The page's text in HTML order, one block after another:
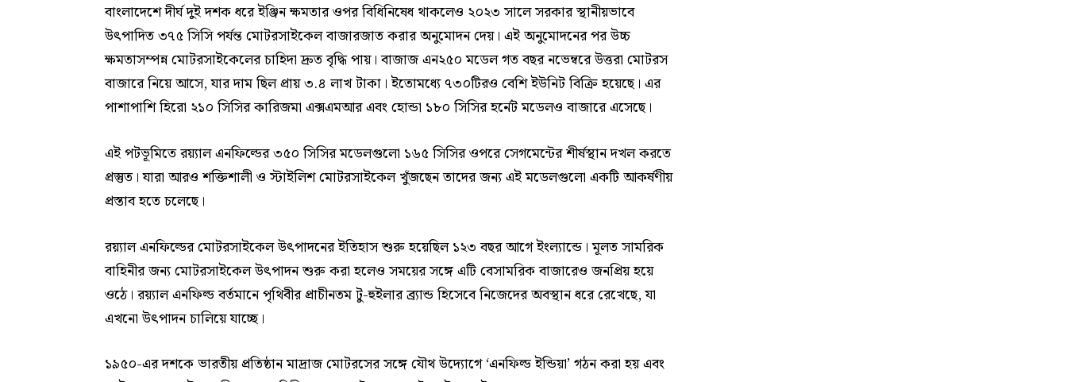
বাংলাদেশে দীর্ঘ দুই দশক ধরে ইঞ্জিন ক্ষমতার ওপর বিধিনিষেধ থাকলেও ২০২৩ সালে সরকার স্থানীয়ভাবে
উৎপাদিত ৩৭৫ সিসি পর্যন্ত মোটরসাইকেল বাজারজাত করার অনুমোদন দেয়। এই অনুমোদনের পর উচ্চ
ক্ষমতাসম্পন্ন মোটরসাইকেলের চাহিদা দ্রুত বৃদ্ধি পায়। বাজাজ এন২৫০ মডেল গত বছর নভেম্বরে উত্তরা মোটরস
বাজারে নিয়ে আসে, যার দাম ছিল প্রায় ৩.৪ লাখ টাকা। ইতোমধ্যে ৭৩০টিরও বেশি ইউনিট বিক্রি হয়েছে। এর
পাশাপাশি হিরো ২১০ সিসির কারিজমা এক্সএমআর এবং হোন্ডা ১৮০ সিসির হর্নেট মডেলও বাজারে এসেছে।
এই পটভূমিতে রয়্যাল এনফিল্ডের ৩৫০ সিসির মডেলগুলো ১৬৫ সিসির ওপরে সেগমেন্টের শীর্ষস্থান দখল করতে
প্রস্তুত। যারা আরও শক্তিশালী ও স্টাইলিশ মোটরসাইকেল খুঁজছেন তাদের জন্য এই মডেলগুলো একটি আকর্ষণীয়
প্রস্তাব হতে চলেছে।
রয়্যাল এনফিল্ডের মোটরসাইকেল উৎপাদনের ইতিহাস শুরু হয়েছিল ১২৩ বছর আগে ইংল্যান্ডে। মূলত সামরিক
বাহিনীর জন্য মোটরসাইকেল উৎপাদন শুরু করা হলেও সময়ের সঙ্গে এটি বেসামরিক বাজারেও জনপ্রিয় হয়ে
ওঠে। রয়্যাল এনফিল্ড বর্তমানে পৃথিবীর প্রাচীনতম টু-হুইলার ব্র্যান্ড হিসেবে নিজেদের অবস্থান ধরে রেখেছে, যা
এখনো উৎপাদন চালিয়ে যাচ্ছে।
১৯৫০-এর দশকে ভারতীয় প্রতিষ্ঠান মাদ্রাজ মোটরসের সঙ্গে যৌথ উদ্যোগে ‘এনফিল্ড ইন্ডিয়া’ গঠন করা হয় এবং